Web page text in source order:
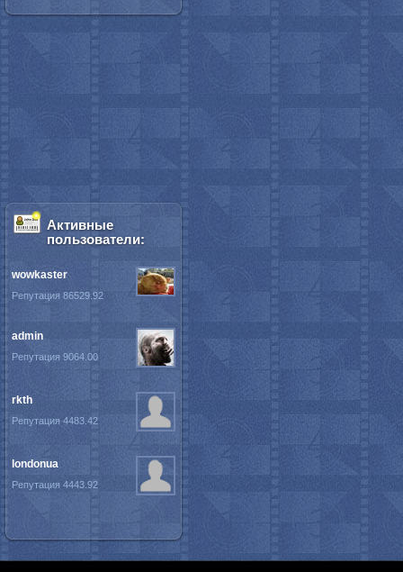
Активные
пользователи:
wowkaster
Репутация 86529.92
admin
Репутация 9064.00
rkth
Репутация 4483.42
londonua
Репутация 4443.92